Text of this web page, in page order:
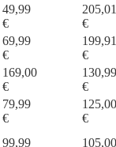
49,99
€
205,01
€
69,99
€
199,91
€
169,00
€
130,99
€
79,99
€
125,00
€
99,99
105,00